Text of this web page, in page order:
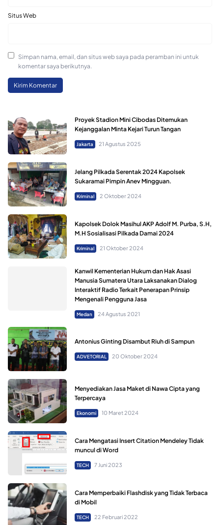
Situs Web
Simpan nama, email, dan situs web saya pada peramban ini untuk
komentar saya berikutnya.
Proyek Stadion Mini Cibodas Ditemukan
Kejanggalan Minta Kejari Turun Tangan
Jakarta 21 Agustus 2025
Jelang Pilkada Serentak 2024 Kapolsek
Sukaramai Pimpin Anev Mingguan.
Kriminal 2 Oktober 2024
Kapolsek Dolok Masihul AKP Adolf M. Purba, S.H,
M.H Sosialisasi Pilkada Damai 2024
Kriminal 21 Oktober 2024
Kanwil Kementerian Hukum dan Hak Asasi
Manusia Sumatera Utara Laksanakan Dialog
Interaktif Radio Terkait Penerapan Prinsip
Mengenali Pengguna Jasa
Medan 24 Agustus 2021
Antonius Ginting Disambut Riuh di Sampun
ADVETORIAL 20 Oktober 2024
Menyediakan Jasa Maket di Nawa Cipta yang
Terpercaya
Ekonomi 10 Maret 2024
Cara Mengatasi Insert Citation Mendeley Tidak
muncul di Word
TECH 7 Juni 2023
Cara Memperbaiki Flashdisk yang Tidak Terbaca
di Mobil
TECH 22 Februari 2022